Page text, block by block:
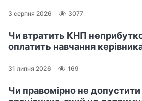
3 серпня 2026 3077
Чи втратить КНП
оплатить навчання
31 липня 2026 169
Чи правомірно не